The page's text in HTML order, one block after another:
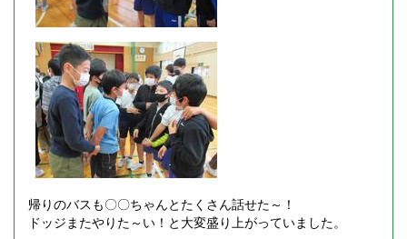
帰りのバスも〇〇ちゃんとたくさん話せた～！
ドッジまたやりた～い！と大変盛り上がっていました。